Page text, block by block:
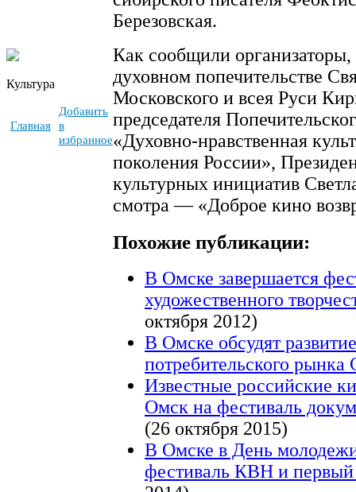
Культура
Главная
Добавить
в
избранное
Березовская.
Как сообщили
духовном попечительстве
Московского и всея Руси
председателя
«Духовно-нравственная
поколения России»,
культурных инициатив
смотра — «Доброе кино
Похожие публикации:
В Омске завершается
художественного
октября 2012)
В Омске обсудят
потребительского рынка
Известные российские
Омск на фестиваль
(26 октября 2015)
В Омске в День
фестиваль КВН и